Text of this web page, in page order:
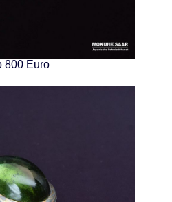
800 Euro